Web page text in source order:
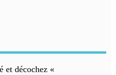
et décochez «